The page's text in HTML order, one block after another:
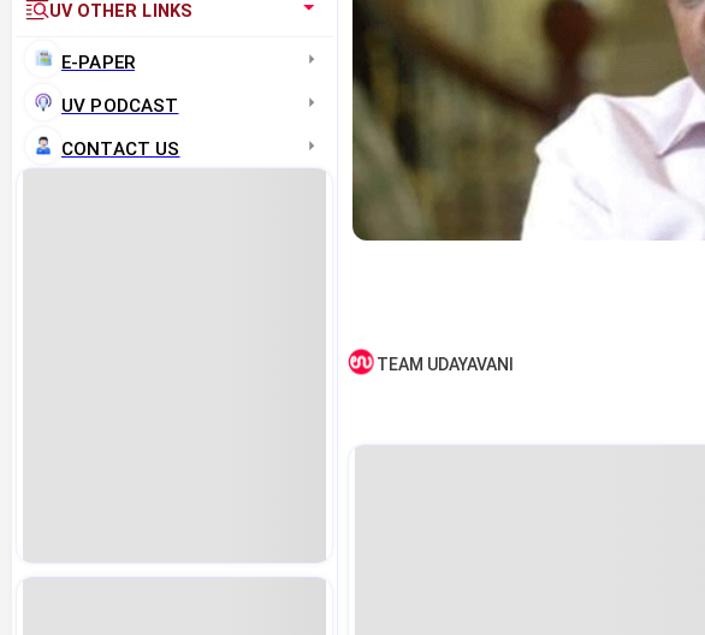
UV OTHER LINKS
E-PAPER
UV PODCAST
CONTACT US
TEAM UDAYAVANI